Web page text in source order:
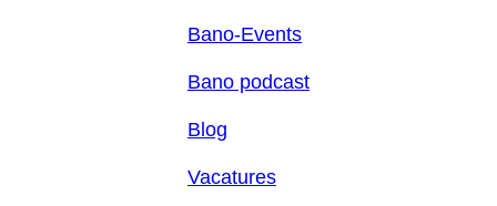
Bano-Events
Bano podcast
Blog
Vacatures